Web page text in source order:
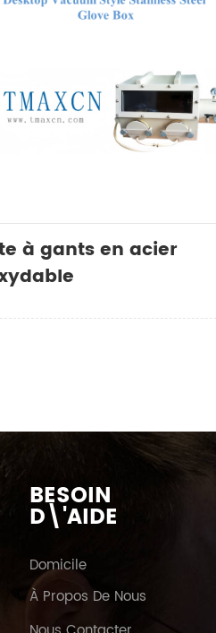
à gants en acier
BESOIN
D\'AIDE
Domicile
À Propos De Nous